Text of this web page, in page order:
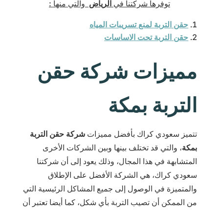
توفرها شركتنا في الرياض والتي منها :
حقن التربة لمنع تسريبات المياه
حقن التربة تحت الاساسات
مميزات شركة حقن
التربة بمكة
تتميز سعودي كراك بأفضل مميزات شركة حقن التربة
بمكة، والتي قد تختلف بينها وبين الشركات الأخرى
المتشابهة في هذا المجال، وذلك يعود إلى أن شركتنا
سعودي كراك، هي الشركة الأفضل على الإطلاق
والمتميزة في الوصول إلى جميع المشاكل الرئيسية التي
من الممكن أن تصيب التربة بأي شكل، كما أيضا تعتبر أن